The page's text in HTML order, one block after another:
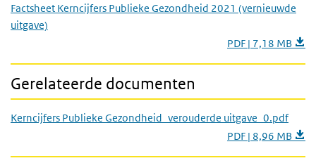
Factsheet Kerncijfers Publieke Gezondheid 2021 (vernieuwde
uitgave)
PDF | 7,18 MB
Gerelateerde documenten
Kerncijfers Publieke Gezondheid_verouderde uitgave_0.pdf
PDF | 8,96 MB